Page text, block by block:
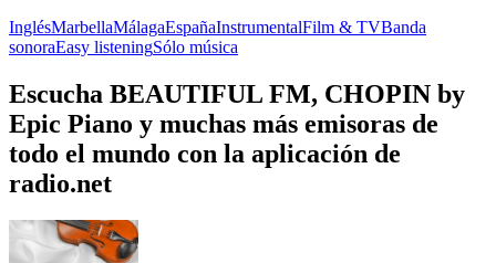
InglésMarbellaMálagaEspañaInstrumentalFilm & TVBanda
sonoraEasy listeningSólo música
Escucha BEAUTIFUL FM, CHOPIN by
Epic Piano y muchas más emisoras de
todo el mundo con la aplicación de
radio.net